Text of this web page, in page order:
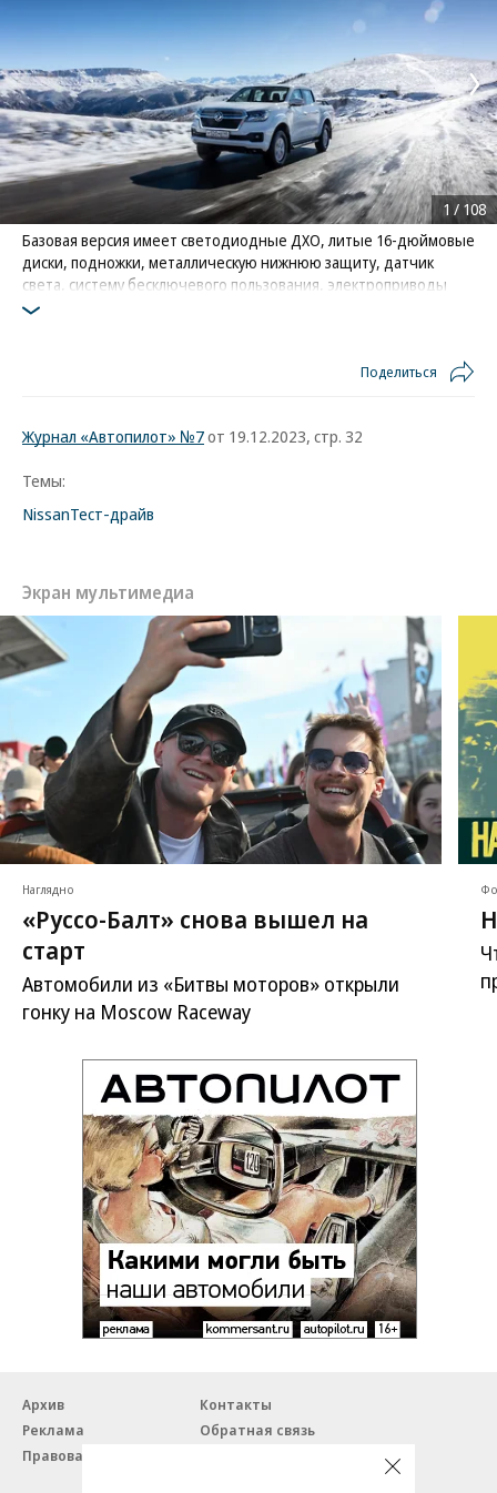
Базовая версия имеет светодиодные ДХО, литые 16-дюймовые
диски, подножки, металлическую нижнюю защиту, датчик
света, систему бесключевого пользования, электроприводы
стекол и зеркал, а также все подогревы
1 / 108
Поделиться
Журнал «Автопилот» №7от 19.12.2023, стр. 32
Темы:
NissanТест-драйв
Экран мультимедиа
Наглядно
«Руссо-Балт» снова вышел на
старт
Автомобили из «Битвы моторов» открыли
гонку на Moscow Raceway
Архив
Контакты
Реклама
Обратная связь
Правовая информация